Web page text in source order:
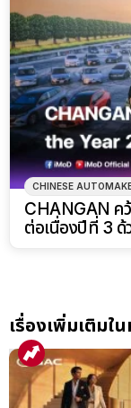
CHINESE
CHANGAN ค
ต่อเนื่องปีที่ 3 ด้
เรื่องเพิ่มเติมใ